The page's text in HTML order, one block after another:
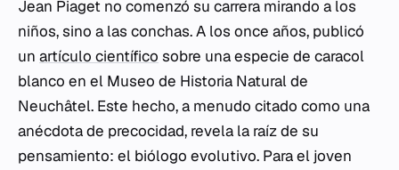
Jean Piaget no comenzó su carrera mirando a los
niños, sino a las conchas. A los once años, publicó
un artículo científico sobre una especie de caracol
blanco en el Museo de Historia Natural de
Neuchâtel. Este hecho, a menudo citado como una
anécdota de precocidad, revela la raíz de su
pensamiento: el biólogo evolutivo. Para el joven